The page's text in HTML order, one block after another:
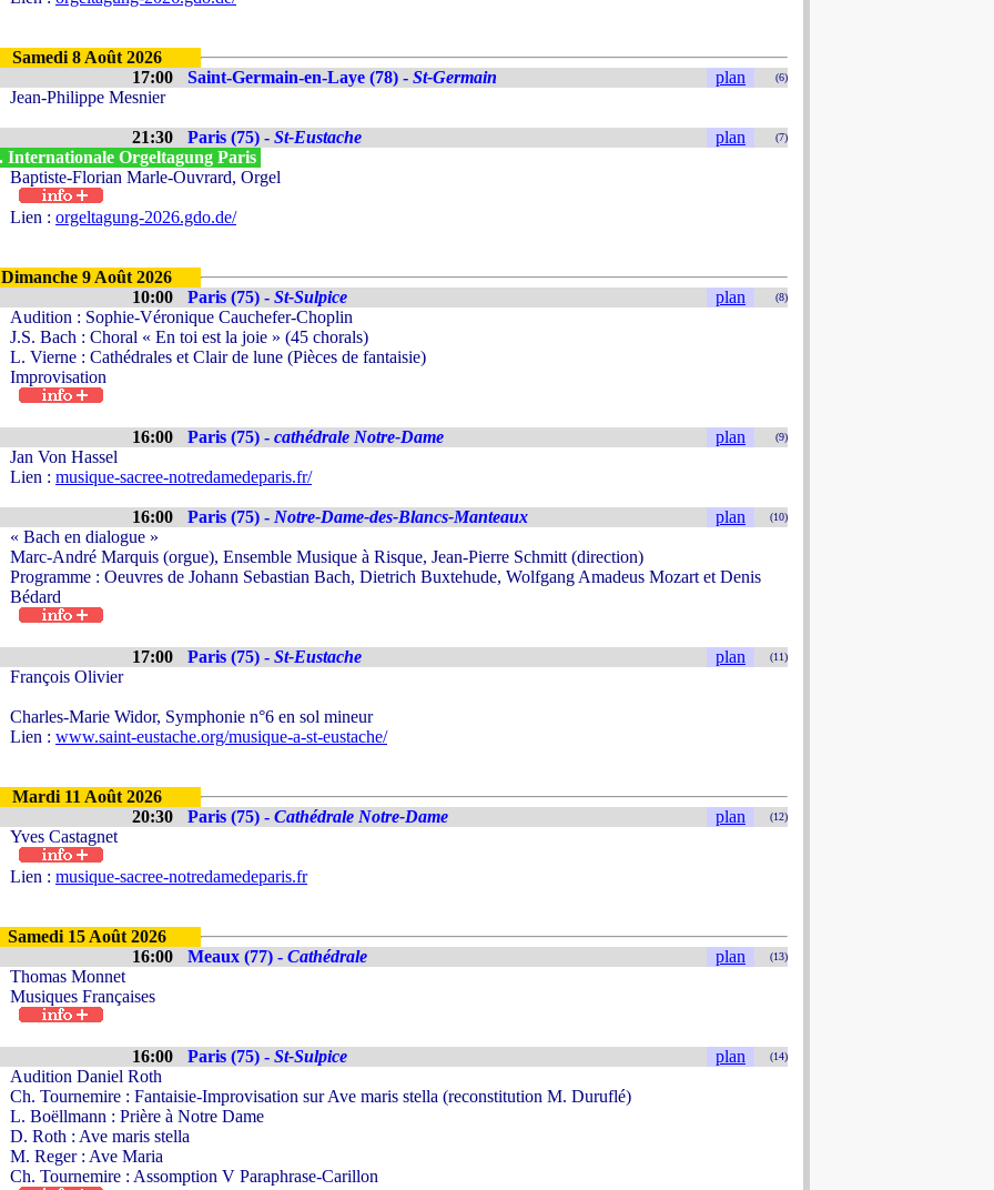
Samedi 8 Août 2026
17:00
Saint-Germain-en-Laye (78) - St-Germain plan (6)
Jean-Philippe Mesnier
21:30 Paris (75) - St-Eustache plan (7)
Internationale Orgeltagung Paris
Baptiste-Florian Marle-Ouvrard, Orgel
Lien : orgeltagung-2026.gdo.de/
Dimanche 9 Août 2026
10:00
Paris (75) - St-Sulpice plan (8)
Audition : Sophie-Véronique Cauchefer-Choplin
J.S. Bach : Choral « En toi est la joie » (45 chorals)
L. Vierne : Cathédrales et Clair de lune (Pièces de fantaisie)
Improvisation
16:00 Paris (75) - cathédrale Notre-Dame plan (9)
Jan Von Hassel
Lien : musique-sacree-notredamedeparis.fr/
16:00 Paris (75) - Notre-Dame-des-Blancs-Manteaux plan (10)
« Bach en dialogue »
Marc-André Marquis (orgue), Ensemble Musique à Risque, Jean-Pierre Schmitt (direction)
Programme : Oeuvres de Johann Sebastian Bach, Dietrich Buxtehude, Wolfgang Amadeus Mozart et Denis
Bédard
17:00 Paris (75) - St-Eustache plan (11)
François Olivier
Charles-Marie Widor, Symphonie n°6 en sol mineur
Lien : www.saint-eustache.org/musique-a-st-eustache/
Mardi 11 Août 2026
20:30
Paris (75) - Cathédrale Notre-Dame plan (12)
Yves Castagnet
Lien : musique-sacree-notredamedeparis.fr
Samedi 15 Août 2026
16:00
Meaux (77) - Cathédrale plan (13)
Thomas Monnet
Musiques Françaises
16:00 Paris (75) - St-Sulpice plan (14)
Audition Daniel Roth
Ch. Tournemire : Fantaisie-Improvisation sur Ave maris stella (reconstitution M. Duruflé)
L. Boëllmann : Prière à Notre Dame
D. Roth : Ave maris stella
M. Reger : Ave Maria
Ch. Tournemire : Assomption V Paraphrase-Carillon